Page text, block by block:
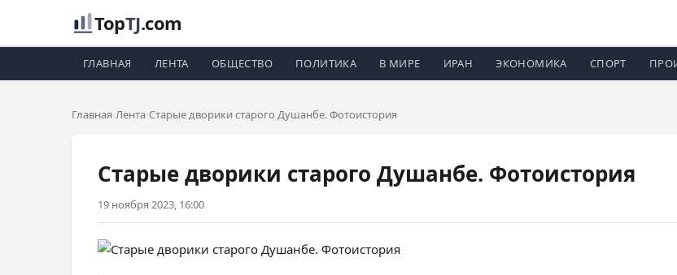
TopTJ.com
ГЛАВНАЯ ЛЕНТА ОБЩЕСТВО ПОЛИТИКА В МИРЕ ИРАН ЭКОНОМИКА СПОРТ
Главная Лента Старые дворики старого Душанбе. Фотоистория
Старые дворики старого Душанбе. Фотоистория
19 ноября 2023, 16:00